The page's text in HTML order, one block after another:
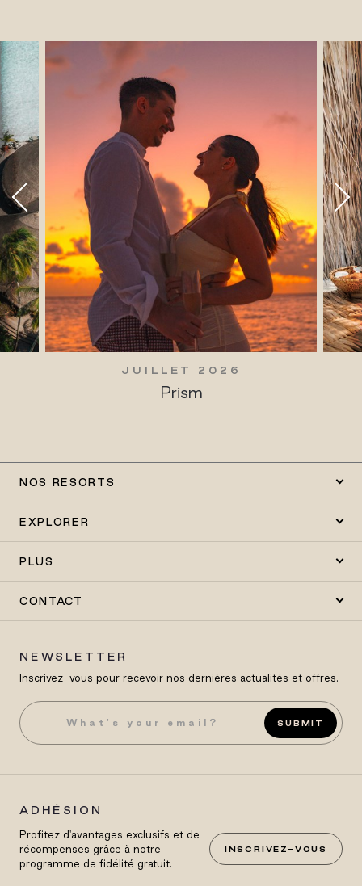
JUILLET 2026
Prism
NOS RESORTS
EXPLORER
PLUS
CONTACT
NEWSLETTER
Inscrivez-vous pour recevoir nos dernières actualités et offres.
SUBMIT
ADHÉSION
Profitez d'avantages exclusifs et de
récompenses grâce à notre
programme de fidélité gratuit.
INSCRIVEZ-VOUS